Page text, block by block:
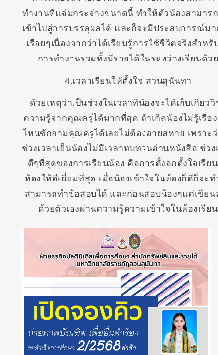
ทำงานที่แจ่มกระจ่างขนาดนี้ ทำให้ตัวน้องสามาร
เข้าไปสู่การบรรลุผลได้ และก็จะมีประสบการณ์ม
เรื่อยๆเนื่องจากว่าได้เรียนรู้การใช้ชีวิตจริงสำหรั
การทำงานรวมทั้งมีรายได้ในระหว่างเรียนด้ว
4.เวลาเรียนให้ตั้งใจ สวนสุนันทา
ด้วยเหตุว่าเป็นช่วงในเวลาที่น้องจะได้เก็บเกี่ยววิ
ความรู้จากคุณครูได้มากที่สุด ถ้าเกิดน้องไม่รู้เรื่อ
ไหนซักถามคุณครูได้เลยไม่ต้องอายสหาย เพราะ
ช่วงเวลาเย็นน้องไม่มีเวลาทบทวนอ่านหนังสือ ช่วง
ดีๆที่สุดของการเรียนน้อง คือการตั้งอกตั้งใจเรีย
ห้องให้ดีเยี่ยมที่สุด เมื่อน้องเข้าใจในห้องก็ดีก็จะท
สามารถทำข้อสอบได้ และก่อนสอบน้องๆแค่เขียน
ด้วยตัวเองผ่านความรู้ความเข้าใจในห้องเรียน